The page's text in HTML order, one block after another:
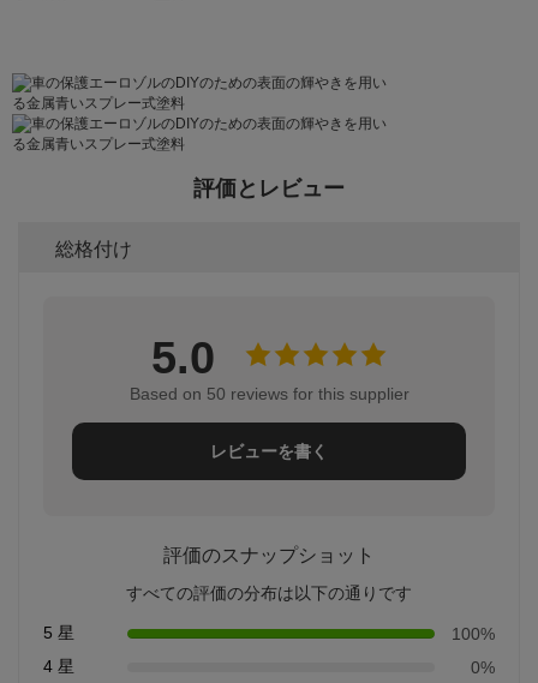
評価とレビュー
総格付け
5.0
Based on 50 reviews for this supplier
レビューを書く
評価のスナップショット
すべての評価の分布は以下の通りです
5 星
100%
4 星
0%